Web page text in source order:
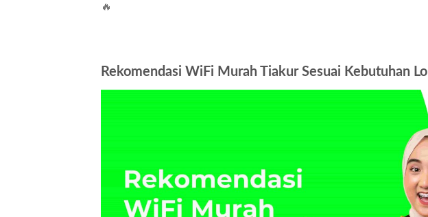
🔥
Rekomendasi WiFi Murah Tiakur Sesuai Kebutuhan Lo